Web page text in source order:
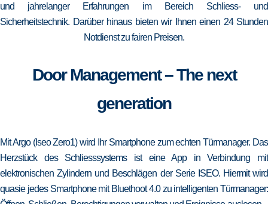
und jahrelanger Erfahrungen im Bereich Schliess- und
Sicherheitstechnik. Darüber hinaus bieten wir Ihnen einen 24 Stunden
Notdienst zu fairen Preisen.
Door Management – The next
generation
Mit Argo (Iseo Zero1) wird Ihr Smartphone zum echten Türmanager. Das
Herzstück des Schliesssystems ist eine App in Verbindung mit
elektronischen Zylindern und Beschlägen der Serie ISEO. Hiermit wird
quasie jedes Smartphone mit Bluethoot 4.0 zu intelligenten Türmanager: